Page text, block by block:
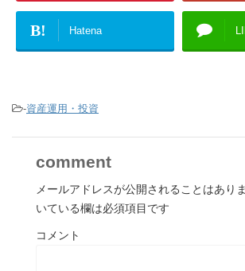
B! Hatena
-資産運用・投資
comment
メールアドレスが公開されることはありま
いている欄は必須項目です
コメント